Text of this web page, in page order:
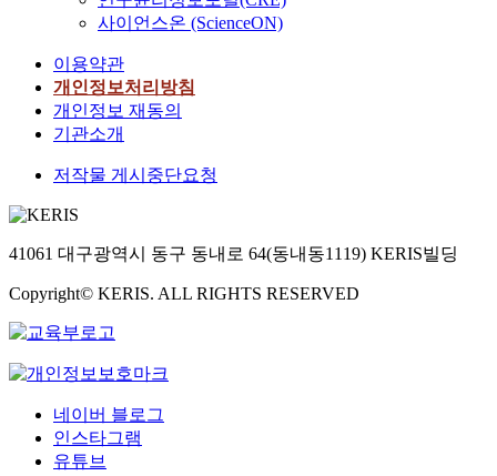
사이언스온 (ScienceON)
이용약관
개인정보처리방침
개인정보 재동의
기관소개
저작물 게시중단요청
41061 대구광역시 동구 동내로 64(동내동1119) KERIS빌딩
Copyright© KERIS. ALL RIGHTS RESERVED
네이버 블로그
인스타그램
유튜브